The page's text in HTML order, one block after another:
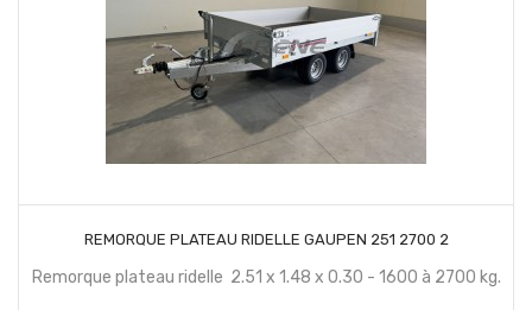
REMORQUE PLATEAU RIDELLE GAUPEN 251 2700 2
Remorque plateau ridelle 2.51 x 1.48 x 0.30 - 1600 à 2700 kg.